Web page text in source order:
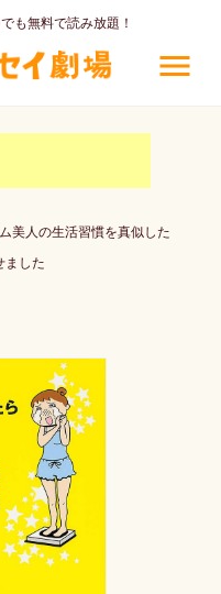
も無料で読み放題！
menu
美人の生活習慣を真似した
ました